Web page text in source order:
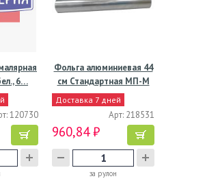
6…
120730
Фольга алюминиевая 44
см Стандартная МП-М
1…
Доставка 7 дней
Арт: 218531
960,84 ₽
за рулон